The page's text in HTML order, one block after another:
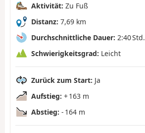
Aktivität: Zu Fuß
Distanz: 7,69 km
Durchschnittliche Dauer: 2:40 Std.
Schwierigkeitsgrad: Leicht
Zurück zum Start: Ja
Aufstieg: + 163 m
Abstieg: - 164 m